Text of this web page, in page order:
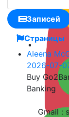
Записей
Страницы
Aleena
2026-07-
Buy
Banking
Gmail :